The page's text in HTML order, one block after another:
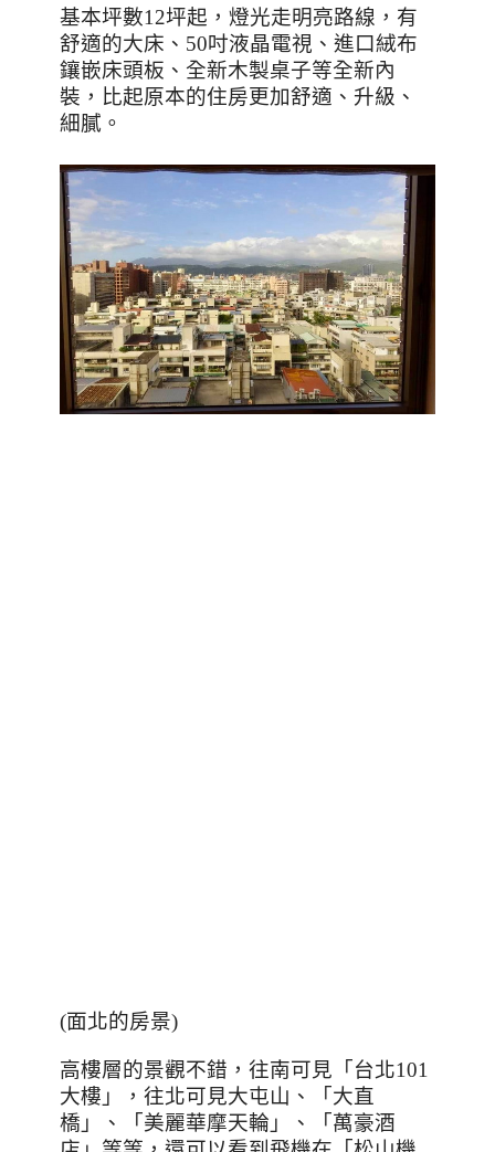
基本坪數12坪起，燈光走明亮路線，有
舒適的大床、 50吋液晶電視、進口絨布
鑲嵌床頭板、全新木製桌子等全新內
裝，比起原本的住房更加舒適、升級、
細膩。
(面北的房景)
高樓層的景觀不錯，往南可見「台北101
大樓」，往北可見大屯山、「大直
橋」、「美麗華摩天輪」、「萬豪酒